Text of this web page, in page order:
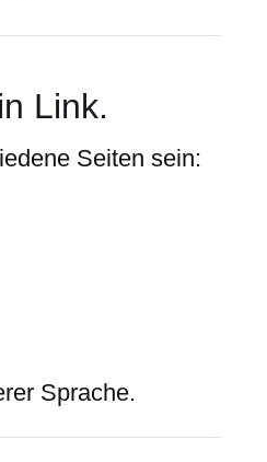
Link.
Seiten sein:
Sprache.